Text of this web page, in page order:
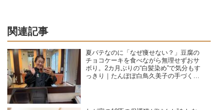
関連記事
夏バテなのに「なぜ痩せない？」豆腐の
チョコケーキを食べながら無理せずおサ
ボり。2カ月ぶりの“白髪染め”で気分もす
っきり｜たんぽぽ白鳥久美子の手づくり